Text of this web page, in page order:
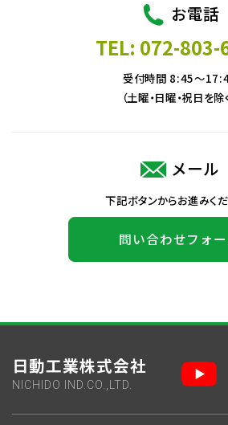
お電話
TEL: 072-803-
受付時間 8:45～
（土曜・日曜・祝日を除
メール
下記ボタンからお進みくだ
問い合わせフォ
日動工業株式会社
NICHIDO IND.CO.,LTD.